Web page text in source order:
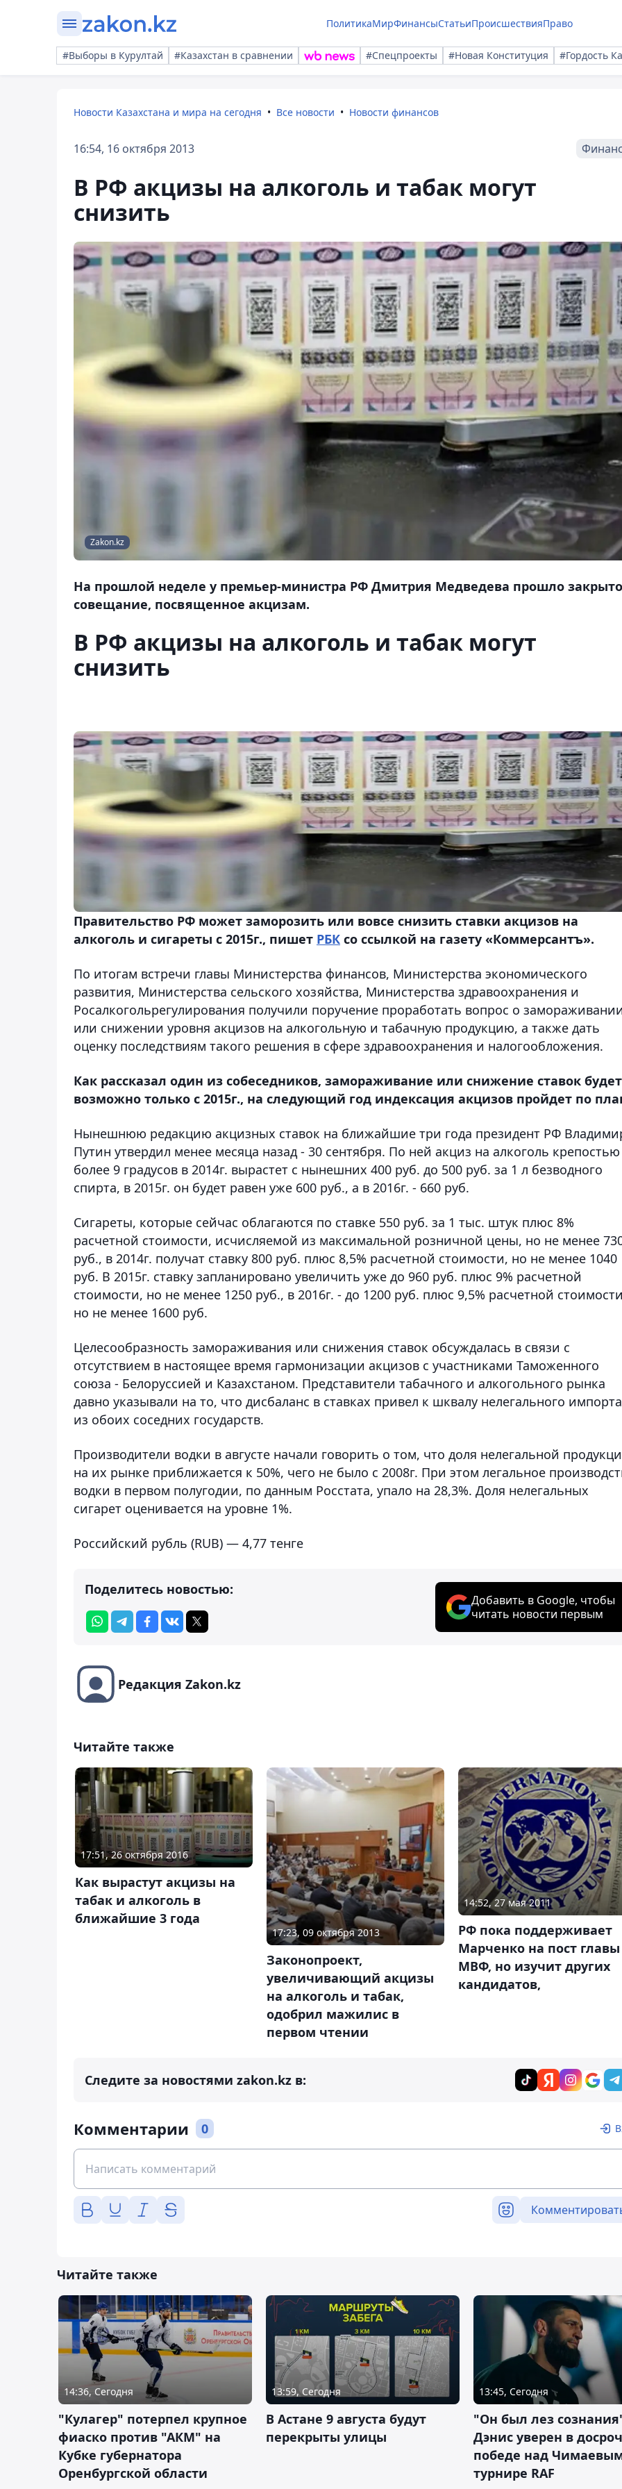
ПолитикаМирФинансыСтатьиПроисшествияПраво
#Выборы в Курултай #Казахстан в сравнении #Спецпроекты #Новая Конституция #Гордость
Новости Казахстана и мира на сегодня Все новости Новости финансов
16:54, 16 октября 2013
В РФ акцизы на алкоголь и табак могут
снизить
Zakon.kz
На прошлой неделе у премьер-министра РФ Дмитрия Медведева прошло
совещание, посвященное акцизам.
В РФ акцизы на алкоголь и табак могут
снизить
Правительство РФ может заморозить или вовсе снизить ставки акцизов на
алкоголь и сигареты с 2015г., пишет РБК со ссылкой на газету «Коммерсантъ».
По итогам встречи главы Министерства финансов, Министерства экономического
развития, Министерства сельского хозяйства, Министерства здравоохранения и
Росалкогольрегулирования получили поручение проработать вопрос о
или снижении уровня акцизов на алкогольную и табачную продукцию, а также дать
оценку последствиям такого решения в сфере здравоохранения и налогообложения.
Как рассказал один из собеседников, замораживание или снижение ставок будет
возможно только с 2015г., на следующий год индексация акцизов пройдет по
Нынешнюю редакцию акцизных ставок на ближайшие три года президент РФ
Путин утвердил менее месяца назад - 30 сентября. По ней акциз на алкоголь крепостью
более 9 градусов в 2014г. вырастет с нынешних 400 руб. до 500 руб. за 1 л безводного
спирта, в 2015г. он будет равен уже 600 руб., а в 2016г. - 660 руб.
Сигареты, которые сейчас облагаются по ставке 550 руб. за 1 тыс. штук плюс 8%
расчетной стоимости, исчисляемой из максимальной розничной цены, но не менее
руб., в 2014г. получат ставку 800 руб. плюс 8,5% расчетной стоимости, но не менее 1040
руб. В 2015г. ставку запланировано увеличить уже до 960 руб. плюс 9% расчетной
стоимости, но не менее 1250 руб., в 2016г. - до 1200 руб. плюс 9,5% расчетной
но не менее 1600 руб.
Целесообразность замораживания или снижения ставок обсуждалась в связи с
отсутствием в настоящее время гармонизации акцизов с участниками Таможенного
союза - Белоруссией и Казахстаном. Представители табачного и алкогольного рынка
давно указывали на то, что дисбаланс в ставках привел к шквалу нелегального импорта
из обоих соседних государств.
Производители водки в августе начали говорить о том, что доля нелегальной
на их рынке приближается к 50%, чего не было с 2008г. При этом легальное
водки в первом полугодии, по данным Росстата, упало на 28,3%. Доля нелегальных
сигарет оценивается на уровне 1%.
Российский рубль (RUB) — 4,77 тенге
Поделитесь новостью:
Добавить в Google, чтобы
читать новости первым
Редакция Zakon.kz
Читайте также
17:51, 26 октября 2016
Как вырастут акцизы на
табак и алкоголь в
ближайшие 3 года
17:23, 09 октября 2013
Законопроект,
увеличивающий акцизы
на алкоголь и табак,
одобрил мажилис в
первом чтении
14:52, 27 мая 2011
РФ пока поддерживает
Марченко на пост главы
МВФ, но изучит других
кандидатов,
Следите за новостями zakon.kz в:
Комментарии 0
Читайте также
14:36, Сегодня
"Кулагер" потерпел крупное
фиаско против "АКМ" на
Кубке губернатора
Оренбургской области
13:59, Сегодня
В Астане 9 августа будут
перекрыты улицы
13:45, Сегодня
"Он был лез
Дэнис уверен в
победе над
турнире RAF